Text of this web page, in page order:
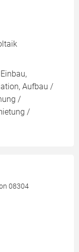
Aufbau /
/
/
08304